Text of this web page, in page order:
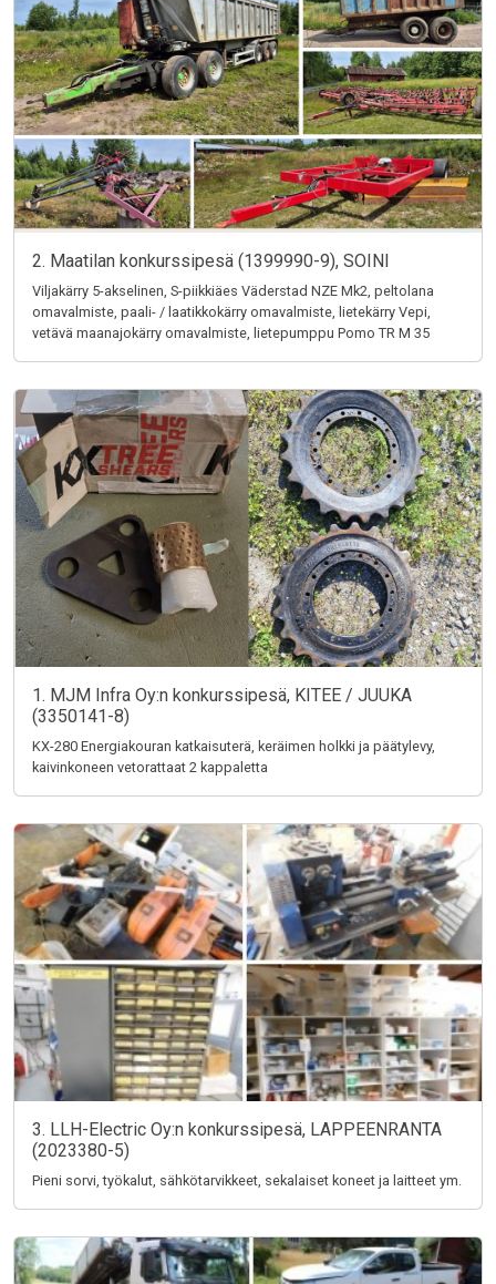
2. Maatilan konkurssipesä (1399990-9), SOINI
Viljakärry 5-akselinen, S-piikkiäes Väderstad NZE Mk2, peltolana
omavalmiste, paali- / laatikkokärry omavalmiste, lietekärry Vepi,
vetävä maanajokärry omavalmiste, lietepumppu Pomo TR M 35
1. MJM Infra Oy:n konkurssipesä, KITEE / JUUKA
(3350141-8)
KX-280 Energiakouran katkaisuterä, keräimen holkki ja päätylevy,
kaivinkoneen vetorattaat 2 kappaletta
3. LLH-Electric Oy:n konkurssipesä, LAPPEENRANTA
(2023380-5)
Pieni sorvi, työkalut, sähkötarvikkeet, sekalaiset koneet ja laitteet ym.